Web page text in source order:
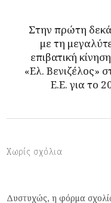
Στην πρώτη
με τη
επιβατική
«Ελ. Βενιζέλος»
Ε.Ε. για το
Χωρίς σχόλια
Δυστυχώς, η φόρμα